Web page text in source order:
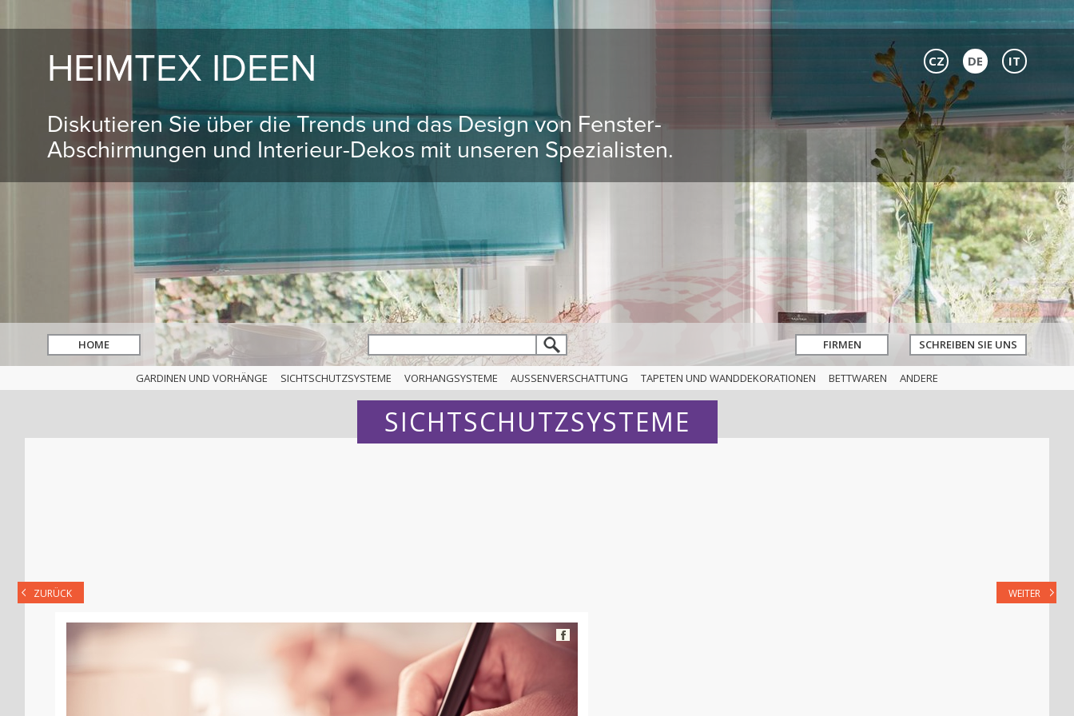
HEIMTEX IDEEN
Diskutieren Sie über die Trends und das Design von Fenster-
Abschirmungen und Interieur-Dekos mit unseren Spezialisten.
CZ DE IT
HOME hledat FIRMEN SCHREIBEN SIE UNS
GARDINEN UND VORHÄNGE SICHTSCHUTZSYSTEME VORHANGSYSTEME AUSSENVERSCHATTUNG TAPETEN UND WANDDEKORATIONEN BETTWAREN ANDERE
SICHTSCHUTZSYSTEME
ZURÜCK WEITER